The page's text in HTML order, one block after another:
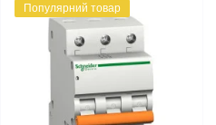
Популярний товар